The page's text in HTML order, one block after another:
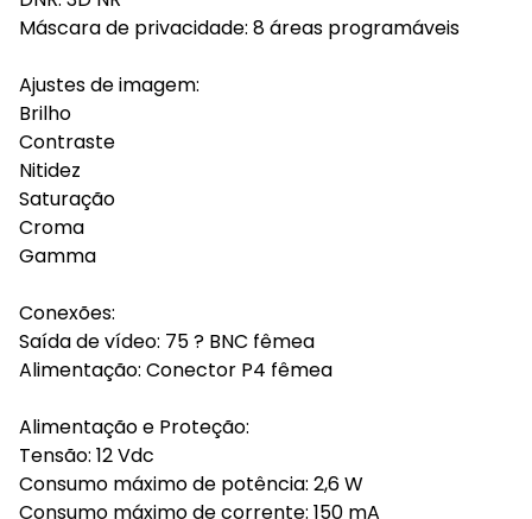
Máscara de privacidade: 8 áreas programáveis
Ajustes de imagem:
Brilho
Contraste
Nitidez
Saturação
Croma
Gamma
Conexões:
Saída de vídeo: 75 ? BNC fêmea
Alimentação: Conector P4 fêmea
Alimentação e Proteção:
Tensão: 12 Vdc
Consumo máximo de potência: 2,6 W
Consumo máximo de corrente: 150 mA